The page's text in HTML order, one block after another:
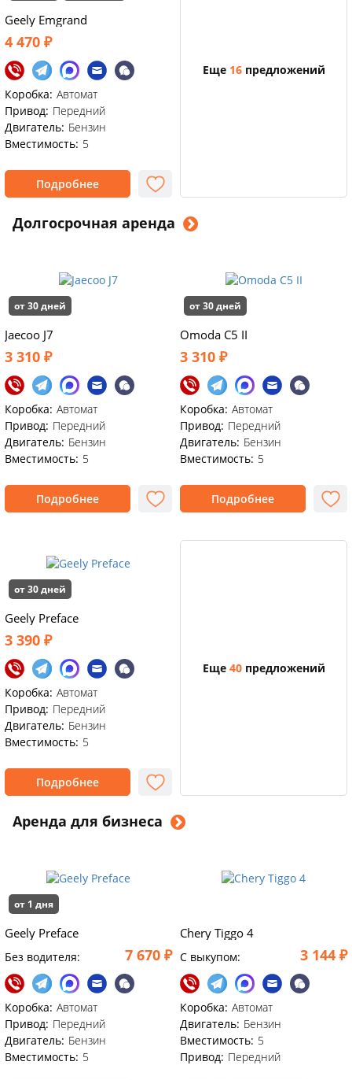
Geely Emgrand
4 470 ₽
Коробка: Автомат
Привод: Передний
Двигатель: Бензин
Вместимость: 5
Подробнее
Еще 16предложений
Долгосрочная аренда
от 30 дней
Jaecoo J7
3 310 ₽
Коробка: Автомат
Привод: Передний
Двигатель: Бензин
Вместимость: 5
Подробнее
от 30 дней
Omoda C5 II
3 310 ₽
Коробка: Автомат
Привод: Передний
Двигатель: Бензин
Вместимость: 5
Подробнее
от 30 дней
Geely Preface
3 390 ₽
Коробка: Автомат
Привод: Передний
Двигатель: Бензин
Вместимость: 5
Подробнее
Еще 40предложений
Аренда для бизнеса
от 1 дня
Geely Preface
Без водителя: 7 670 ₽
Коробка: Автомат
Привод: Передний
Двигатель: Бензин
Вместимость: 5
Chery Tiggo 4
C выкупом: 3 144 ₽
Коробка: Автомат
Двигатель: Бензин
Вместимость: 5
Привод: Передний